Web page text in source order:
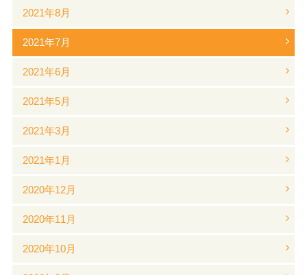
2021年8月
2021年7月
2021年6月
2021年5月
2021年3月
2021年1月
2020年12月
2020年11月
2020年10月